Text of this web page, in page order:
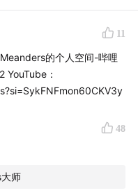
？悉数汉洋曾经挖过
洋始终存在的困扰：对
聊明白一个事儿，它
11
的个人空间-哔哩
：
48
师